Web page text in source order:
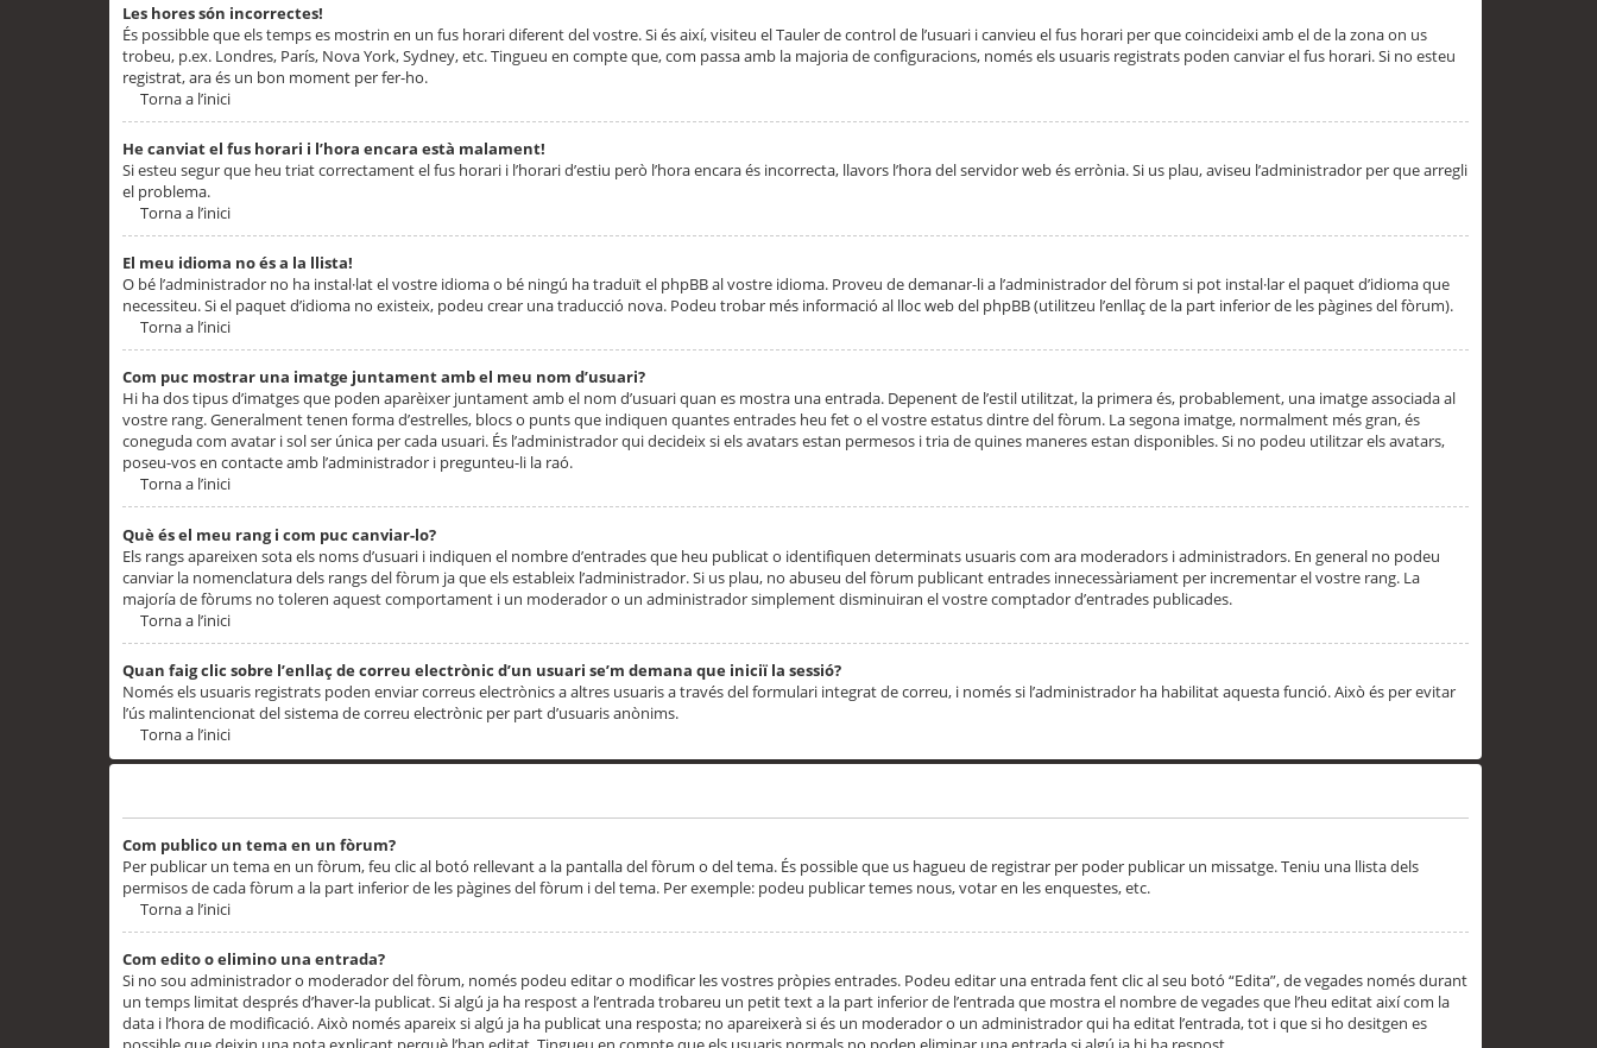
Les hores són incorrectes!
És possibble que els temps es mostrin en un fus horari diferent del vostre. Si és així, visiteu el Tauler de control de l’usuari i canvieu el fus horari per que coincideixi amb el de la zona on us
trobeu, p.ex. Londres, París, Nova York, Sydney, etc. Tingueu en compte que, com passa amb la majoria de configuracions, només els usuaris registrats poden canviar el fus horari. Si no esteu
registrat, ara és un bon moment per fer-ho.
Torna a l’inici
He canviat el fus horari i l’hora encara està malament!
Si esteu segur que heu triat correctament el fus horari i l’horari d’estiu però l’hora encara és incorrecta, llavors l’hora del servidor web és errònia. Si us plau, aviseu l’administrador per que arregli
el problema.
Torna a l’inici
El meu idioma no és a la llista!
O bé l’administrador no ha instal·lat el vostre idioma o bé ningú ha traduït el phpBB al vostre idioma. Proveu de demanar-li a l’administrador del fòrum si pot instal·lar el paquet d’idioma que
necessiteu. Si el paquet d’idioma no existeix, podeu crear una traducció nova. Podeu trobar més informació al lloc web del phpBB (utilitzeu l’enllaç de la part inferior de les pàgines del fòrum).
Torna a l’inici
Com puc mostrar una imatge juntament amb el meu nom d’usuari?
Hi ha dos tipus d’imatges que poden aparèixer juntament amb el nom d’usuari quan es mostra una entrada. Depenent de l’estil utilitzat, la primera és, probablement, una imatge associada al
vostre rang. Generalment tenen forma d’estrelles, blocs o punts que indiquen quantes entrades heu fet o el vostre estatus dintre del fòrum. La segona imatge, normalment més gran, és
coneguda com avatar i sol ser única per cada usuari. És l’administrador qui decideix si els avatars estan permesos i tria de quines maneres estan disponibles. Si no podeu utilitzar els avatars,
poseu-vos en contacte amb l’administrador i pregunteu-li la raó.
Torna a l’inici
Què és el meu rang i com puc canviar-lo?
Els rangs apareixen sota els noms d’usuari i indiquen el nombre d’entrades que heu publicat o identifiquen determinats usuaris com ara moderadors i administradors. En general no podeu
canviar la nomenclatura dels rangs del fòrum ja que els estableix l’administrador. Si us plau, no abuseu del fòrum publicant entrades innecessàriament per incrementar el vostre rang. La
majoría de fòrums no toleren aquest comportament i un moderador o un administrador simplement disminuiran el vostre comptador d’entrades publicades.
Torna a l’inici
Quan faig clic sobre l’enllaç de correu electrònic d’un usuari se’m demana que iniciï la sessió?
Només els usuaris registrats poden enviar correus electrònics a altres usuaris a través del formulari integrat de correu, i només si l’administrador ha habilitat aquesta funció. Això és per evitar
l’ús malintencionat del sistema de correu electrònic per part d’usuaris anònims.
Torna a l’inici
Com publico un tema en un fòrum?
Per publicar un tema en un fòrum, feu clic al botó rellevant a la pantalla del fòrum o del tema. És possible que us hagueu de registrar per poder publicar un missatge. Teniu una llista dels
permisos de cada fòrum a la part inferior de les pàgines del fòrum i del tema. Per exemple: podeu publicar temes nous, votar en les enquestes, etc.
Torna a l’inici
Com edito o elimino una entrada?
Si no sou administrador o moderador del fòrum, només podeu editar o modificar les vostres pròpies entrades. Podeu editar una entrada fent clic al seu botó “Edita”, de vegades només durant
un temps limitat després d’haver-la publicat. Si algú ja ha respost a l’entrada trobareu un petit text a la part inferior de l’entrada que mostra el nombre de vegades que l’heu editat així com la
data i l’hora de modificació. Això només apareix si algú ja ha publicat una resposta; no apareixerà si és un moderador o un administrador qui ha editat l’entrada, tot i que si ho desitgen es